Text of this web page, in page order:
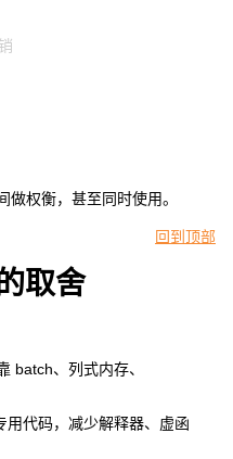
权衡，甚至同时使用。
回到顶部
取舍
batch、列式内存、
用代码，减少解释器、虚函